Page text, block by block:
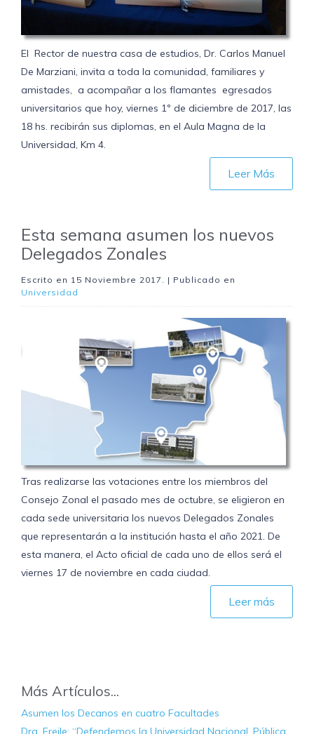
El Rector de nuestra casa de estudios, Dr. Carlos Manuel
De Marziani, invita a toda la comunidad, familiares y
amistades, a acompañar a los flamantes egresados
universitarios que hoy, viernes 1º de diciembre de 2017, las
18 hs. recibirán sus diplomas, en el Aula Magna de la
Universidad, Km 4.
Leer Más
Esta semana asumen los nuevos
Delegados Zonales
Escrito en 15 Noviembre 2017 . | Publicado en
Universidad
Tras realizarse las votaciones entre los miembros del
Consejo Zonal el pasado mes de octubre, se eligieron en
cada sede universitaria los nuevos Delegados Zonales
que representarán a la institución hasta el año 2021. De
esta manera, el Acto oficial de cada uno de ellos será el
viernes 17 de noviembre en cada ciudad.
Leer más
Más Artículos...
Asumen los Decanos en cuatro Facultades
Dra. Freile: “Defendemos la Universidad Nacional, Pública